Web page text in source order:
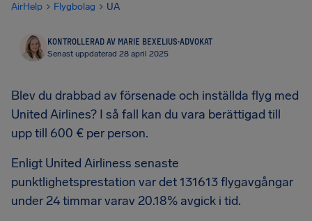
AirHelp Flygbolag UA
KONTROLLERAD AV MARIE BEXELIUS·ADVOKAT
Senast uppdaterad 28 april 2025
Blev du drabbad av försenade och inställda flyg med
United Airlines? I så fall kan du vara berättigad till
upp till 600 € per person.
Enligt United Airliness senaste
punktlighetsprestation var det 131613 flygavgångar
under 24 timmar varav 20.18% avgick i tid.